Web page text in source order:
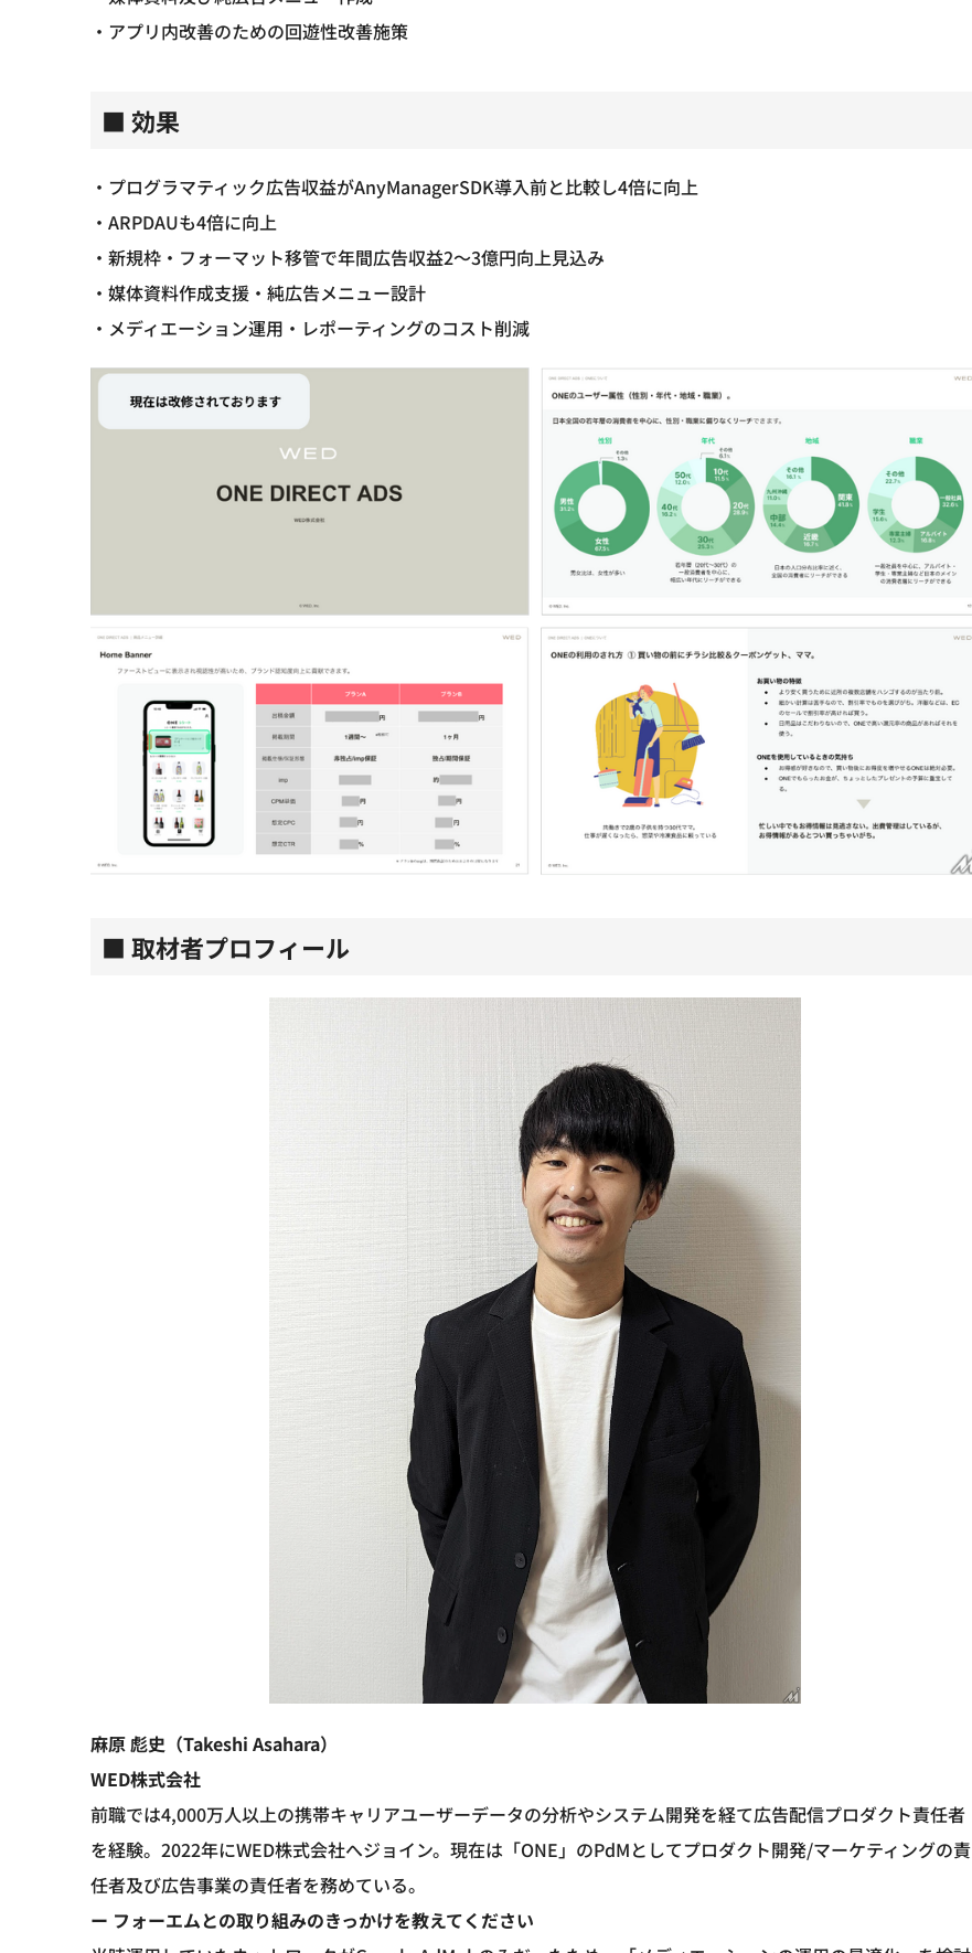
・アプリ内改善のための回遊性改善施策
■ 効果
・プログラマティック広告収益がAnyManagerSDK導入前と比較し4倍に向上
・ARPDAUも4倍に向上
・新規枠・フォーマット移管で年間広告収益2～3億円向上見込み
・媒体資料作成支援・純広告メニュー設計
・メディエーション運用・レポーティングのコスト削減
■ 取材者プロフィール
麻原 彪史（Takeshi Asahara）
WED株式会社
前職では4,000万人以上の携帯キャリアユーザーデータの分析やシステム開発を経て広告配信プロダクト責任者
を経験。2022年にWED株式会社へジョイン。現在は「ONE」のPdMとしてプロダクト開発/マーケティングの責
任者及び広告事業の責任者を務めている。
ー フォーエムとの取り組みのきっかけを教えてください